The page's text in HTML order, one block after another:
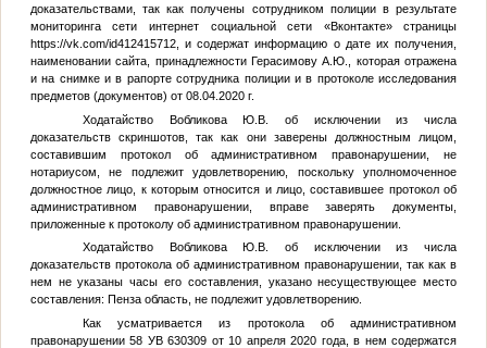
доказательствами, так как получены сотрудником полиции в результате
мониторинга сети интернет социальной сети «Вконтакте» страницы
https://vk.com/id412415712, и содержат информацию о дате их получения,
наименовании сайта, принадлежности Герасимову А.Ю., которая отражена
и на снимке и в рапорте сотрудника полиции и в протоколе исследования
предметов (документов) от 08.04.2020 г.
Ходатайство Вобликова Ю.В. об исключении из числа
доказательств скриншотов, так как они заверены должностным лицом,
составившим протокол об административном правонарушении, не
нотариусом, не подлежит удовлетворению, поскольку уполномоченное
должностное лицо, к которым относится и лицо, составившее протокол об
административном правонарушении, вправе заверять документы,
приложенные к протоколу об административном правонарушении.
Ходатайство Вобликова Ю.В. об исключении из числа
доказательств протокола об административном правонарушении, так как в
нем не указаны часы его составления, указано несуществующее место
составления: Пенза область, не подлежит удовлетворению.
Как усматривается из протокола об административном
правонарушении 58 УВ 630309 от 10 апреля 2020 года, в нем содержатся